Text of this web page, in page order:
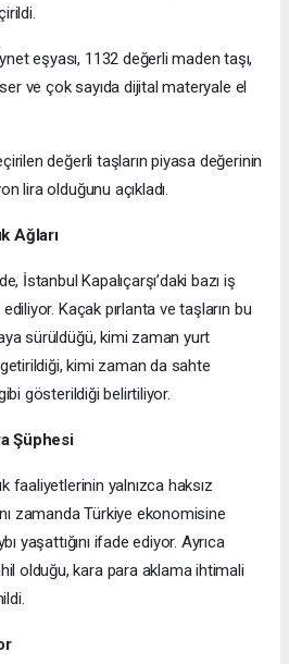
eşyası, 1132 değerli maden taşı,
ve çok sayıda dijital materyale el
değerli taşların piyasa değerinin
lira olduğunu açıkladı.
Ağları
İstanbul Kapalıçarşı’daki bazı iş
Kaçak pırlanta ve taşların bu
sürüldüğü, kimi zaman yurt
kimi zaman da sahte
gösterildiği belirtiliyor.
Şüphesi
faaliyetlerinin yalnızca haksız
zamanda Türkiye ekonomisine
yaşattığını ifade ediyor. Ayrıca
olduğu, kara para aklama ihtimali